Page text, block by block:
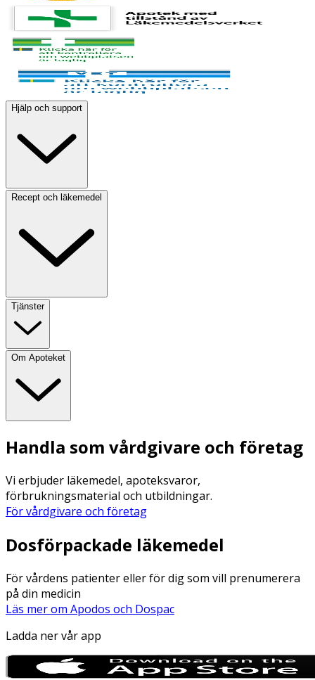
Hjälp och support
Recept och läkemedel
Tjänster
Om Apoteket
Handla som vårdgivare och företag
Vi erbjuder läkemedel, apoteksvaror,
förbrukningsmaterial och utbildningar.
För vårdgivare och företag
Dosförpackade läkemedel
För vårdens patienter eller för dig som vill prenumerera
på din medicin
Läs mer om Apodos och Dospac
Ladda ner vår app